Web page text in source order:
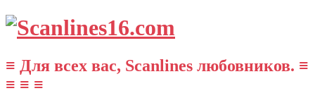
≡ Для всех вас, Scanlines любовников. ≡
≡ ≡ ≡